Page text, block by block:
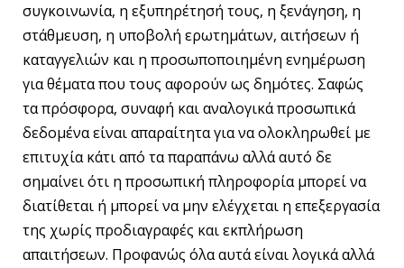
συγκοινωνία, η εξυπηρέτησή τους, η ξενάγηση, η
στάθμευση, η υποβολή ερωτημάτων, αιτήσεων ή
καταγγελιών και η προσωποποιημένη ενημέρωση
για θέματα που τους αφορούν ως δημότες. Σαφώς
τα πρόσφορα, συναφή και αναλογικά προσωπικά
δεδομένα είναι απαραίτητα για να ολοκληρωθεί με
επιτυχία κάτι από τα παραπάνω αλλά αυτό δε
σημαίνει ότι η προσωπική πληροφορία μπορεί να
διατίθεται ή μπορεί να μην ελέγχεται η επεξεργασία
της χωρίς προδιαγραφές και εκπλήρωση
απαιτήσεων. Προφανώς όλα αυτά είναι λογικά αλλά